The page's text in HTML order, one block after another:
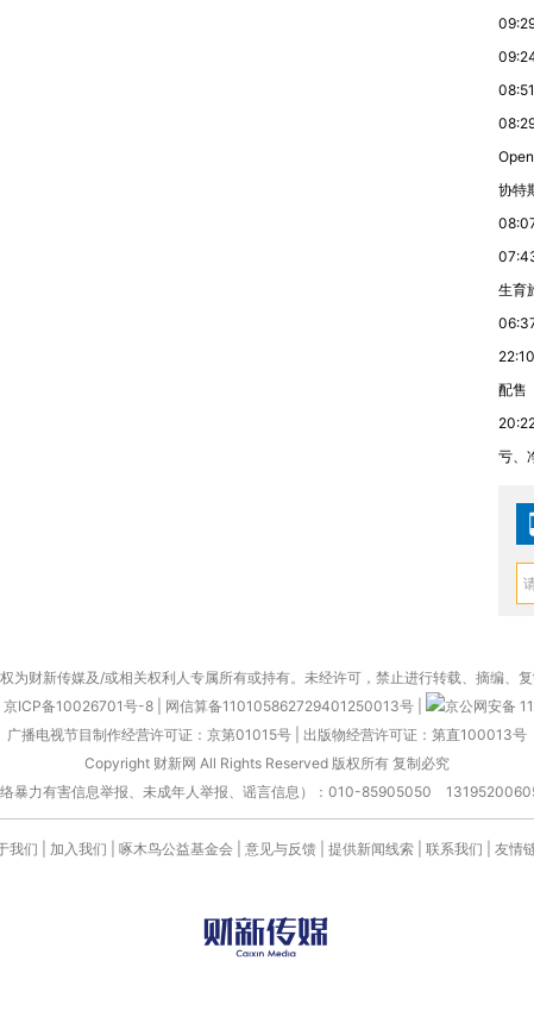
08:51
协特
生育
22:10
配售
亏、
为财新传媒及/或相关权利人专属所有或持有。未经许可，禁止进行转载、摘编、复
京ICP备10026701号-8 网信算备110105862729401250013号
京公网安备
广播电视节目制作经营许可证：京第01015号| 出版物经营许可证：第直100013号
Copyright 财新网 All Rights Reserved 版权所有 复制必究
暴力有害信息举报、未成年人举报、谣言信息）：010-85905050
我们 加入我们 啄木鸟公益基金会 意见与反馈 提供新闻线索 联系我们 友情